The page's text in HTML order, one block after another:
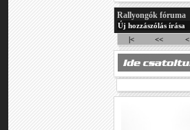
Rallyongók fóruma
Új hozzászólás írása
|<
<< <